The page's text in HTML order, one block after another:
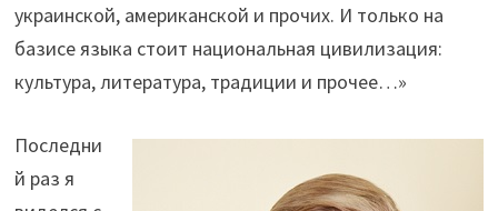
украинской, американской и прочих. И только на
базисе языка стоит национальная цивилизация:
культура, литература, традиции и прочее…»
Последни
й раз я